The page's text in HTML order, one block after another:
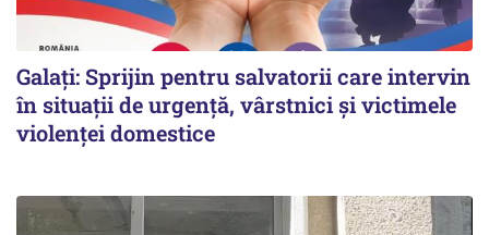
Galați: Sprijin pentru salvatorii care intervin
în situații de urgență, vârstnici și victimele
violenței domestice